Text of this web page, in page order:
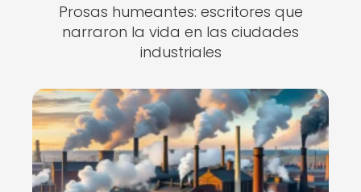
Prosas humeantes: escritores que
narraron la vida en las ciudades
industriales